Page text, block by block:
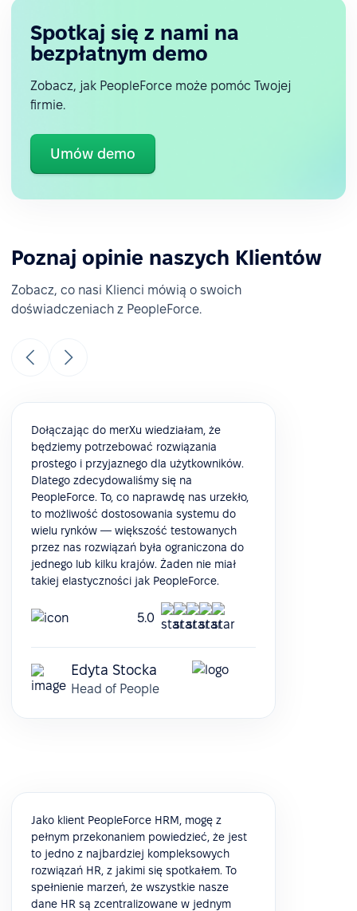
Spotkaj się z nami na
bezpłatnym demo
Zobacz, jak PeopleForce może pomóc Twojej
firmie.
Umów demo
Poznaj opinie naszych Klientów
Zobacz, co nasi Klienci mówią o swoich
doświadczeniach z PeopleForce.
Dołączając do merXu wiedziałam, że
będziemy potrzebować rozwiązania
prostego i przyjaznego dla użytkowników.
Dlatego zdecydowaliśmy się na
PeopleForce. To, co naprawdę nas urzekło,
to możliwość dostosowania systemu do
wielu rynków — większość testowanych
przez nas rozwiązań była ograniczona do
jednego lub kilku krajów. Żaden nie miał
takiej elastyczności jak PeopleForce.
5.0
Edyta Stocka
Head of People
Jako klient PeopleForce HRM, mogę z
pełnym przekonaniem powiedzieć, że jest
to jedno z najbardziej kompleksowych
rozwiązań HR, z jakimi się spotkałem. To
spełnienie marzeń, że wszystkie nasze
dane HR są zcentralizowane w jednym